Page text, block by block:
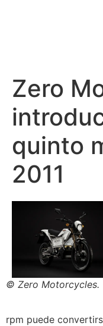
Zero
quinto
2011
© Zero Motorcycles.
rpm puede